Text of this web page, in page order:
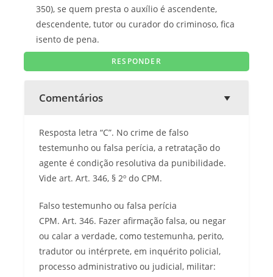
350), se quem presta o auxílio é ascendente,
descendente, tutor ou curador do criminoso, fica
isento de pena.
Comentários
Resposta letra “C”. No crime de falso
testemunho ou falsa perícia, a retratação do
agente é condição resolutiva da punibilidade.
Vide art. Art. 346, § 2º do CPM.
Falso testemunho ou falsa perícia
CPM. Art. 346. Fazer afirmação falsa, ou negar
ou calar a verdade, como testemunha, perito,
tradutor ou intérprete, em inquérito policial,
processo administrativo ou judicial, militar: